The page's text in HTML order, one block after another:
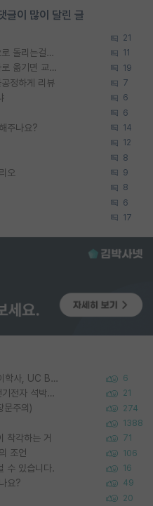
글이 많이 달린 글
21
왜 후배가 못하는걸 교수님은 내 책임으로 돌리는걸까요? 11
SSH 박사과정을 그만두고 지방대 박사로 옮기면 교수의 꿈은 끝일까요? 19
정하게 리뷰 7
6
6
주나요? 14
12
8
오 9
8
6
17
Korea University 수학, 컴퓨터과학 이학사, UC Berkeley 산업공학 대학원 공학박사가 되는 것은 쉽지 않겠죠? 6
경북대 컴퓨터학부 4.4 -> 카이스트 전기전자 석박사통합과정 합격 21
문주의) 274
1388
착각하는 거 71
조언 106
수 있습니다. 16
요? 49
20